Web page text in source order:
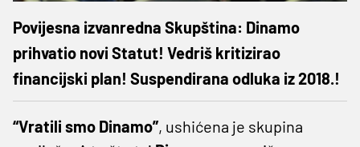
Povijesna izvanredna Skupština: Dinamo
prihvatio novi Statut! Vedriš kritizirao
financijski plan! Suspendirana odluka iz 2018.!
“Vratili smo Dinamo”, ushićena je skupina